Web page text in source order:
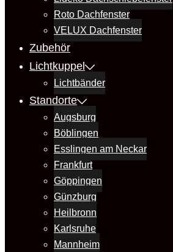
Roto Dachfenster
VELUX Dachfenster
Zubehör
Lichtkuppel
Lichtbänder
Standorte
Augsburg
Böblingen
Esslingen am Neckar
Frankfurt
Göppingen
Günzburg
Heilbronn
Karlsruhe
Mannheim